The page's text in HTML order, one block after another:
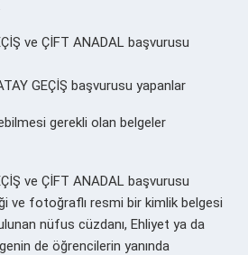
ve ÇİFT ANADAL başvurusu
GEÇİŞ başvurusu yapanlar
gerekli olan belgeler
ve ÇİFT ANADAL başvurusu
ve fotoğraflı resmi bir kimlik belgesi
nüfus cüzdanı, Ehliyet ya da
de öğrencilerin yanında